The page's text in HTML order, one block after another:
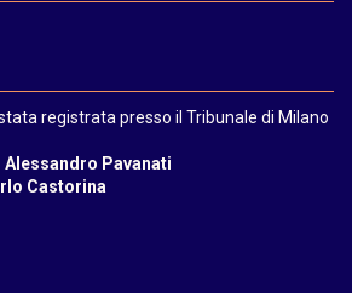
registrata presso il Tribunale di Milano
Alessandro Pavanati
Castorina